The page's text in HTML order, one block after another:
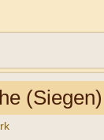
(Siegen)